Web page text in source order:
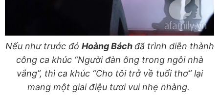
Nếu như trước đó Hoàng Báchđã trình diễn thành
công ca khúc “Người đàn ông trong ngôi nhà
vắng”, thì ca khúc “Cho tôi trở về tuổi thơ” lại
mang một giai điệu tươi vui nhẹ nhàng.